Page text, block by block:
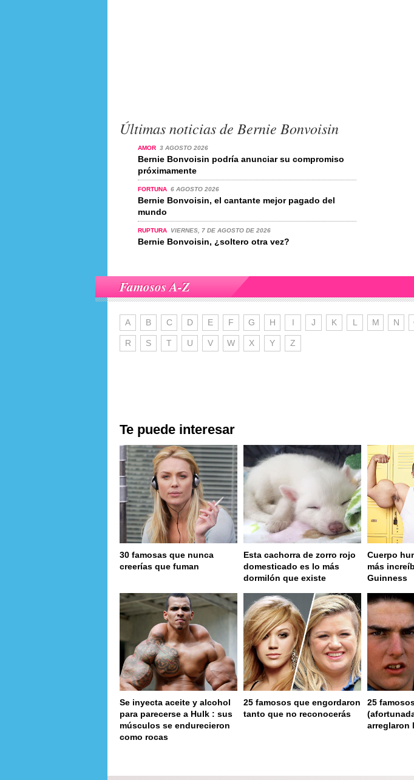
Últimas noticias de Bernie Bonvoisin
AMOR 3 AGOSTO 2026
Bernie Bonvoisin podría anunciar su compromiso
próximamente
FORTUNA 6 AGOSTO 2026
Bernie Bonvoisin, el cantante mejor pagado del
mundo
RUPTURA VIERNES, 7 DE AGOSTO DE 2026
Bernie Bonvoisin, ¿soltero otra vez?
Famosos A-Z
A B C D E F G H I J K L M N
R S T U V W X Y Z
Te puede interesar
30 famosas que nunca
creerías que fuman
Esta cachorra de zorro rojo
domesticado es lo más
dormilón que existe
Cuerpo
más
Guinness
Se inyecta aceite y alcohol
para parecerse a Hulk : sus
músculos se endurecieron
como rocas
25 famosos que engordaron
tanto que no reconocerás
25
arreglaron